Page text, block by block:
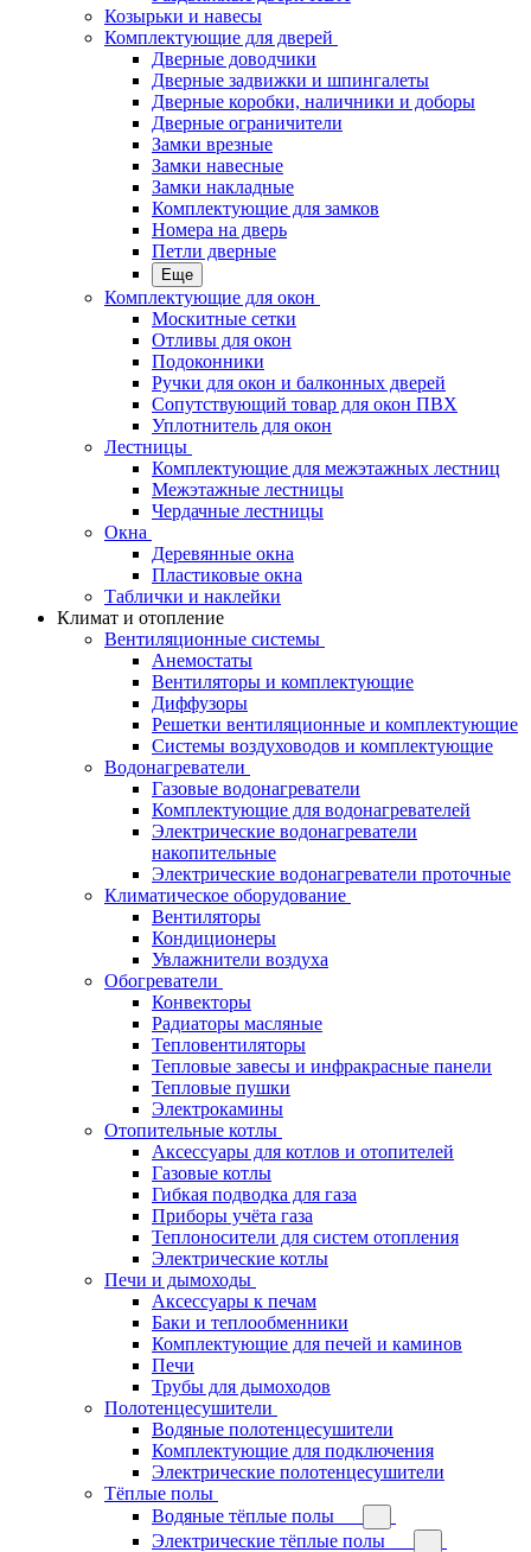
Козырьки и навесы
Комплектующие для дверей
Дверные доводчики
Дверные задвижки и шпингалеты
Дверные коробки, наличники и доборы
Дверные ограничители
Замки врезные
Замки навесные
Замки накладные
Комплектующие для замков
Номера на дверь
Петли дверные
Еще
Комплектующие для окон
Москитные сетки
Отливы для окон
Подоконники
Ручки для окон и балконных дверей
Сопутствующий товар для окон ПВХ
Уплотнитель для окон
Лестницы
Комплектующие для межэтажных лестниц
Межэтажные лестницы
Чердачные лестницы
Окна
Деревянные окна
Пластиковые окна
Таблички и наклейки
Климат и отопление
Вентиляционные системы
Анемостаты
Вентиляторы и комплектующие
Диффузоры
Решетки вентиляционные и комплектующие
Системы воздуховодов и комплектующие
Водонагреватели
Газовые водонагреватели
Комплектующие для водонагревателей
Электрические водонагреватели
накопительные
Электрические водонагреватели проточные
Климатическое оборудование
Вентиляторы
Кондиционеры
Увлажнители воздуха
Обогреватели
Конвекторы
Радиаторы масляные
Тепловентиляторы
Тепловые завесы и инфракрасные панели
Тепловые пушки
Электрокамины
Отопительные котлы
Аксессуары для котлов и отопителей
Газовые котлы
Гибкая подводка для газа
Приборы учёта газа
Теплоносители для систем отопления
Электрические котлы
Печи и дымоходы
Аксессуары к печам
Баки и теплообменники
Комплектующие для печей и каминов
Печи
Трубы для дымоходов
Полотенцесушители
Водяные полотенцесушители
Комплектующие для подключения
Электрические полотенцесушители
Тёплые полы
Водяные тёплые полы
Электрические тёплые полы